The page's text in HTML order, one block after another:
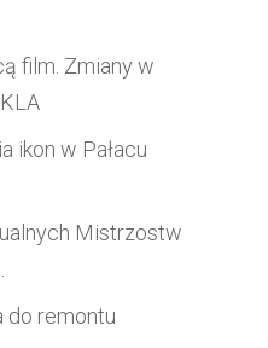
film. Zmiany w
ikon w Pałacu
Mistrzostw
do remontu